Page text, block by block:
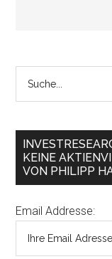
KEINE
VON PHILIPP
Email Addresse: